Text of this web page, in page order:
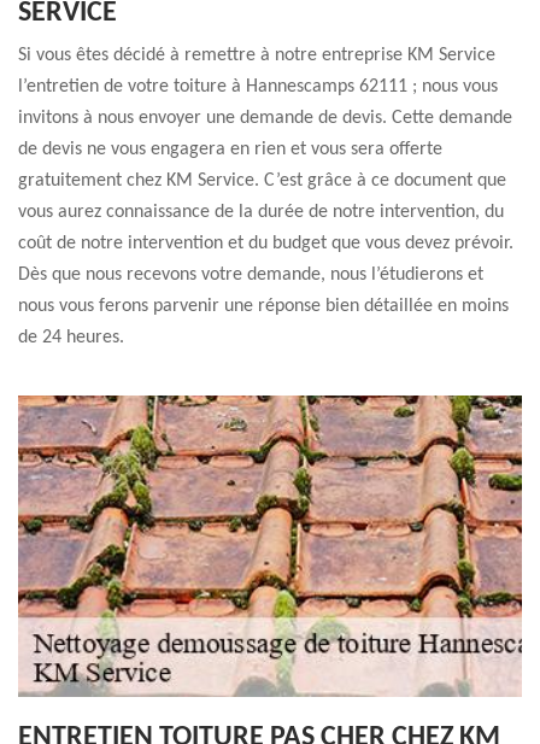
SERVICE
Si vous êtes décidé à remettre à notre entreprise KM Service
l’entretien de votre toiture à Hannescamps 62111 ; nous vous
invitons à nous envoyer une demande de devis. Cette demande
de devis ne vous engagera en rien et vous sera offerte
gratuitement chez KM Service. C’est grâce à ce document que
vous aurez connaissance de la durée de notre intervention, du
coût de notre intervention et du budget que vous devez prévoir.
Dès que nous recevons votre demande, nous l’étudierons et
nous vous ferons parvenir une réponse bien détaillée en moins
de 24 heures.
ENTRETIEN TOITURE PAS CHER CHEZ KM